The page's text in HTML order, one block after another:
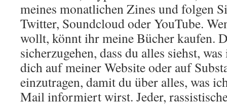
meines monatlichen Zines und folgen
Twitter, Soundcloud oder YouTube.
wollt, könnt ihr meine Bücher kaufen.
sicherzugehen, dass du alles siehst,
dich auf meiner Website oder auf
einzutragen, damit du über alles, was
Mail informiert wirst. Jeder,